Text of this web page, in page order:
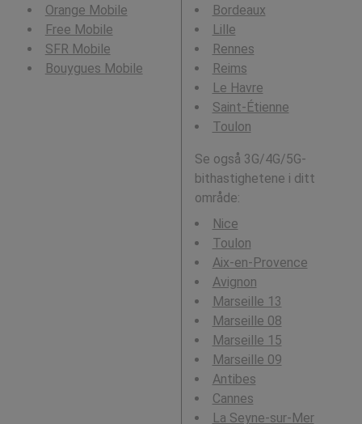
Orange Mobile
Free Mobile
SFR Mobile
Bouygues Mobile
Bordeaux
Lille
Rennes
Reims
Le Havre
Saint-Étienne
Toulon
Se også 3G/4G/5G-
bithastighetene i ditt
område:
Nice
Toulon
Aix-en-Provence
Avignon
Marseille 13
Marseille 08
Marseille 15
Marseille 09
Antibes
Cannes
La Seyne-sur-Mer